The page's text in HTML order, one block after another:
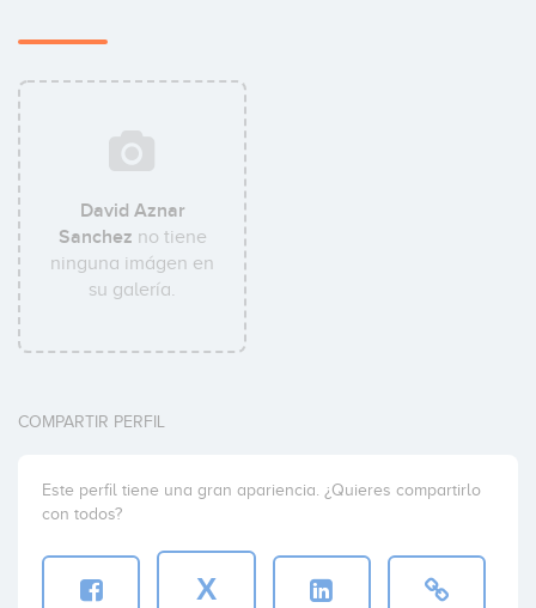
David Aznar
Sanchez no tiene
ninguna imágen en
su galería.
COMPARTIR PERFIL
Este perfil tiene una gran apariencia. ¿Quieres compartirlo
con todos?
X